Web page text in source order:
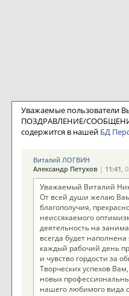
Уважаемые пользователи
ПОЗДРАВЛЕНИЕ/
содержится в нашей БД
Виталий ЛОГВИН
Александр Петухов| 11:41,
Уважаемый Виталий
От всей души желаю
благополучия,
неиссякаемого
деятельность на
всегда будет
каждый рабочий день
и чувство гордости за
Творческих успехов
новых
нашего любимого вида